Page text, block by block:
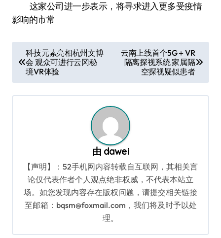
这家公司进一步表示，将寻求进入更多受疫情
影响的市常
章
导
航
科技元素亮相杭州文博
会 观众可进行云冈秘
境VR体验
云南上线首个5G＋VR
隔离探视系统 家属隔
空探视疑似患者
由 dawei
【声明】：52手机网内容转载自互联网，其相关言
论仅代表作者个人观点绝非权威，不代表本站立
场。如您发现内容存在版权问题，请提交相关链接
至邮箱：bqsm@foxmail.com，我们将及时予以处
理。